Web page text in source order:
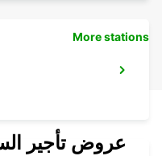
More stations
عروض تأجير